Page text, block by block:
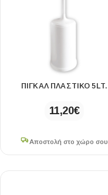
ΠΙΓΚΑΛ ΠΛΑΣΤΙΚΟ 5LT.
11,20€
Αποστολή στο χώρο σου